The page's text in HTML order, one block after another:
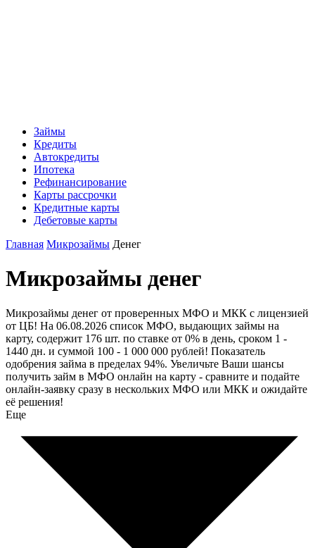
Займы
Кредиты
Автокредиты
Ипотека
Рефинансирование
Карты рассрочки
Кредитные карты
Дебетовые карты
Главная Микрозаймы Денег
Микрозаймы денег
Микрозаймы денег от проверенных МФО и МКК с лицензией
от ЦБ! На 06.08.2026 список МФО, выдающих займы на
карту, содержит 176 шт. по ставке от 0% в день, сроком 1 -
1440 дн. и суммой 100 - 1 000 000 рублей! Показатель
одобрения займа в пределах 94%. Увеличьте Ваши шансы
получить займ в МФО онлайн на карту - сравните и подайте
онлайн-заявку сразу в нескольких МФО или МКК и ожидайте
её решения!
Еще